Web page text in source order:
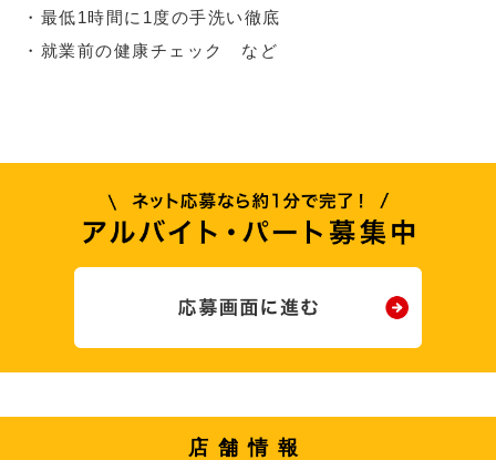
・最低1時間に1度の手洗い徹底
・就業前の健康チェック など
店舗情報